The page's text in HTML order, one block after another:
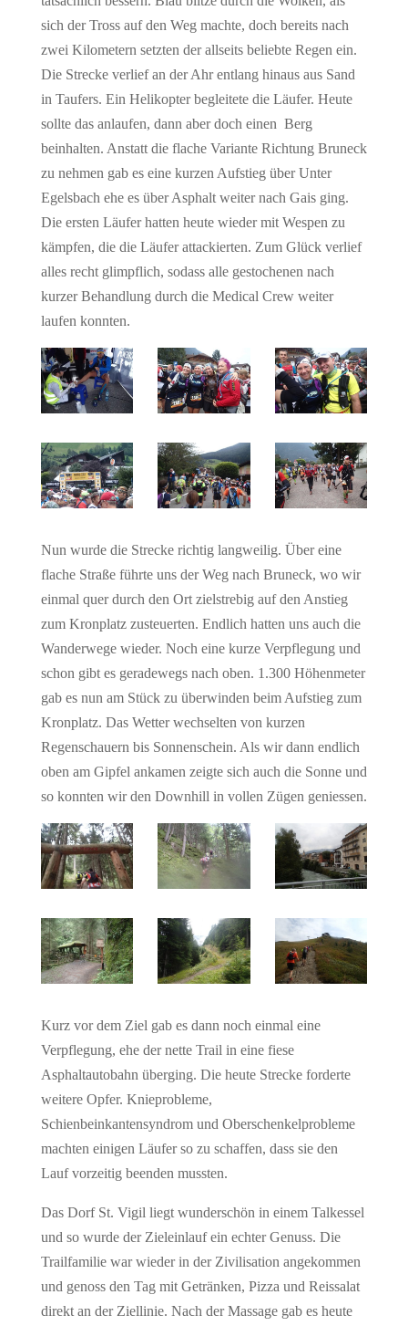
sich der Tross auf den Weg machte, doch bereits nach
zwei Kilometern setzten der allseits beliebte Regen ein.
Die Strecke verlief an der Ahr entlang hinaus aus Sand
in Taufers. Ein Helikopter begleitete die Läufer. Heute
sollte das anlaufen, dann aber doch einen Berg
beinhalten. Anstatt die flache Variante Richtung Bruneck
zu nehmen gab es eine kurzen Aufstieg über Unter
Egelsbach ehe es über Asphalt weiter nach Gais ging.
Die ersten Läufer hatten heute wieder mit Wespen zu
kämpfen, die die Läufer attackierten. Zum Glück verlief
alles recht glimpflich, sodass alle gestochenen nach
kurzer Behandlung durch die Medical Crew weiter
laufen konnten.
Nun wurde die Strecke richtig langweilig. Über eine
flache Straße führte uns der Weg nach Bruneck, wo wir
einmal quer durch den Ort zielstrebig auf den Anstieg
zum Kronplatz zusteuerten. Endlich hatten uns auch die
Wanderwege wieder. Noch eine kurze Verpflegung und
schon gibt es geradewegs nach oben. 1.300 Höhenmeter
gab es nun am Stück zu überwinden beim Aufstieg zum
Kronplatz. Das Wetter wechselten von kurzen
Regenschauern bis Sonnenschein. Als wir dann endlich
oben am Gipfel ankamen zeigte sich auch die Sonne und
so konnten wir den Downhill in vollen Zügen geniessen.
Kurz vor dem Ziel gab es dann noch einmal eine
Verpflegung, ehe der nette Trail in eine fiese
Asphaltautobahn überging. Die heute Strecke forderte
weitere Opfer. Knieprobleme,
Schienbeinkantensyndrom und Oberschenkelprobleme
machten einigen Läufer so zu schaffen, dass sie den
Lauf vorzeitig beenden mussten.
Das Dorf St. Vigil liegt wunderschön in einem Talkessel
und so wurde der Zieleinlauf ein echter Genuss. Die
Trailfamilie war wieder in der Zivilisation angekommen
und genoss den Tag mit Getränken, Pizza und Reissalat
direkt an der Ziellinie. Nach der Massage gab es heute